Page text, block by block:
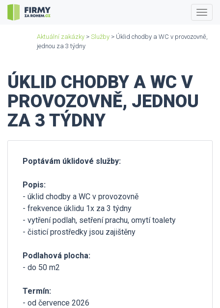
Aktuální zakázky > Služby > Úklid chodby a WC v provozovně,
jednou za 3 týdny
ÚKLID CHODBY A WC V
PROVOZOVNĚ, JEDNOU
ZA 3 TÝDNY
Poptávám úklidové služby:
Popis:
- úklid chodby a WC v provozovně
- frekvence úklidu 1x za 3 týdny
- vytření podlah, setření prachu, omytí toalety
- čisticí prostředky jsou zajištěny
Podlahová plocha:
- do 50 m2
Termín:
- od července 2026